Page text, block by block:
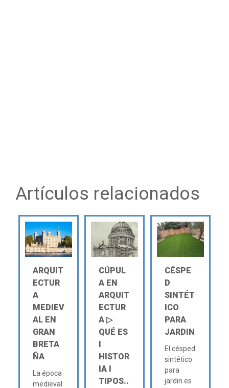
Artículos relacionados
ARQUIT
ECTUR
A
MEDIEV
AL EN
GRAN
BRETA
ÑA
La época
medieval
CÚPUL
A EN
ARQUIT
ECTUR
A ▷
QUÉ ES
Ι
HISTOR
IA Ι
TIPOS..
CÉSPE
D
SINTÉT
ICO
PARA
JARDIN
El césped
sintético
para
jardin es